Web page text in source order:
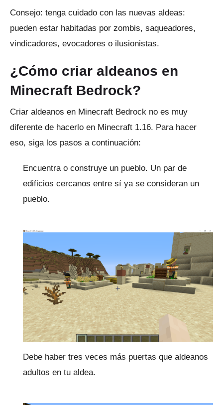
Consejo: tenga cuidado con las nuevas aldeas:
pueden estar habitadas por zombis, saqueadores,
vindicadores, evocadores o ilusionistas.
¿Cómo criar aldeanos en
Minecraft Bedrock?
Criar aldeanos en Minecraft Bedrock no es muy
diferente de hacerlo en Minecraft 1.16. Para hacer
eso, siga los pasos a continuación:
Encuentra o construye un pueblo. Un par de
edificios cercanos entre sí ya se consideran un
pueblo.
Debe haber tres veces más puertas que aldeanos
adultos en tu aldea.